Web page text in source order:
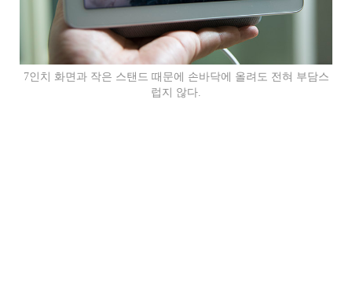
7인치 화면과 작은 스탠드 때문에 손바닥에 올려도 전혀 부담스
럽지 않다.